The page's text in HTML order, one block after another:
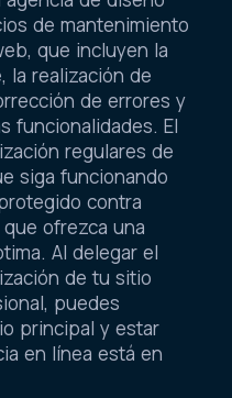
de mantenimiento
que incluyen la
la realización de
de errores y
funcionalidades. El
regulares de
siga funcionando
contra
ofrezca una
Al delegar el
de tu sitio
puedes
principal y estar
en línea está en